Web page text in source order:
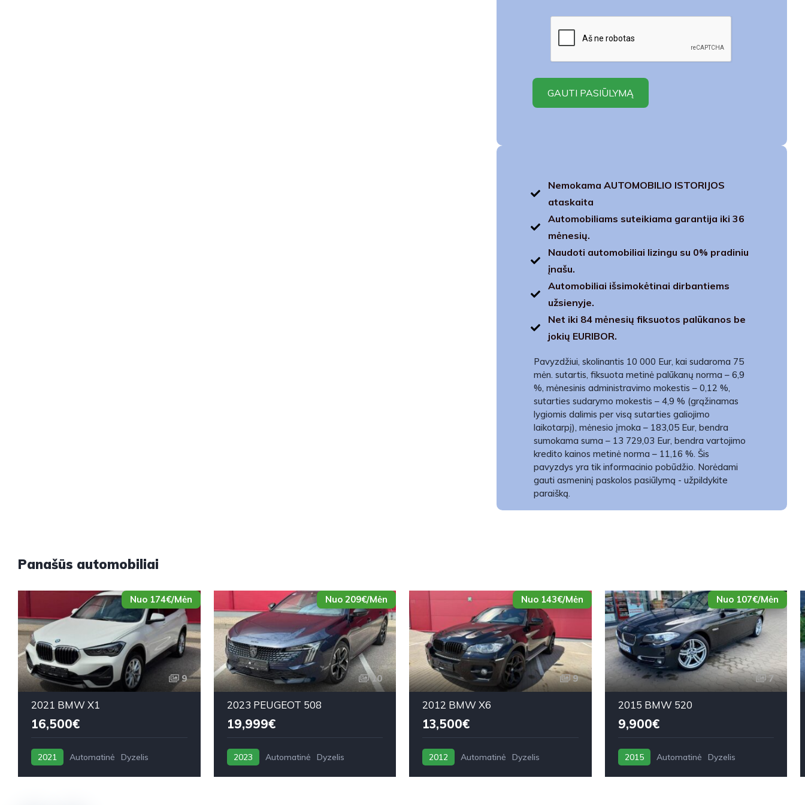
Nemokama AUTOMOBILIO ISTORIJOS
ataskaita
Automobiliams suteikiama garantija iki 36
mėnesių.
Naudoti automobiliai lizingu su 0% pradiniu
įnašu.
Automobiliai išsimokėtinai dirbantiems
užsienyje.
Net iki 84 mėnesių fiksuotos palūkanos be
jokių EURIBOR.
Pavyzdžiui, skolinantis 10 000 Eur, kai sudaroma 75
mėn. sutartis, fiksuota metinė palūkanų norma – 6,9
%, mėnesinis administravimo mokestis – 0,12 %,
sutarties sudarymo mokestis – 4,9 % (grąžinamas
lygiomis dalimis per visą sutarties galiojimo
laikotarpį), mėnesio įmoka – 183,05 Eur, bendra
sumokama suma – 13 729,03 Eur, bendra vartojimo
kredito kainos metinė norma – 11,16 %. Šis
pavyzdys yra tik informacinio pobūdžio. Norėdami
gauti asmeninį paskolos pasiūlymą - užpildykite
paraišką.
Panašūs automobiliai
Nuo 174€/Mėn
9
2021 BMW X1
16,500€
2021 Automatinė Dyzelis
Nuo 209€/Mėn
10
2023 PEUGEOT 508
19,999€
2023 Automatinė Dyzelis
Nuo 143€/Mėn
9
2012 BMW X6
13,500€
2012 Automatinė Dyzelis
Nuo 107€/Mėn
7
2015 BMW 520
9,900€
2015 Automatinė Dyzelis